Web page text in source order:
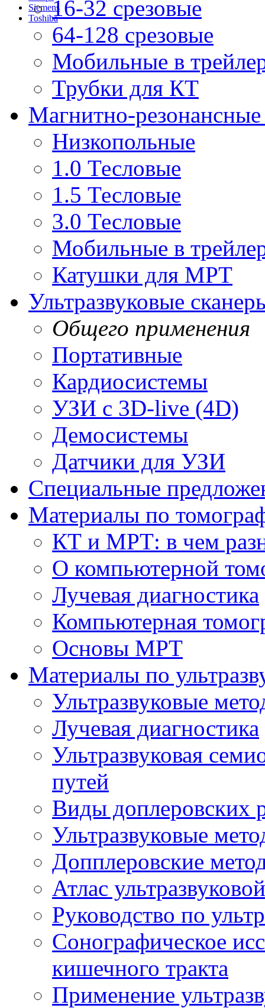
Siemens
Toshiba16-32 срезовые
64-128 срезовые
Мобильные в
Трубки для КТ
Магнитно-
Низкопольные
1.0 Тесловые
1.5 Тесловые
3.0 Тесловые
Мобильные в
Катушки для МРТ
Ультразвуковые
Общего применения
Портативные
Кардиосистемы
УЗИ с 3D-live (4D)
Демосистемы
Датчики для УЗИ
Cпециальные
Материалы по
КТ и МРТ: в чем
О компьютерной
Лучевая диагностика
Компьютерная
Основы МРТ
Материалы по
Ультразвуковые
Лучевая диагностика
Ультразвуковая
путей
Виды доплеровских
Ультразвуковые
Допплеровские
Атлас
Руководство по
Сонографическое
кишечного тракта
Применение